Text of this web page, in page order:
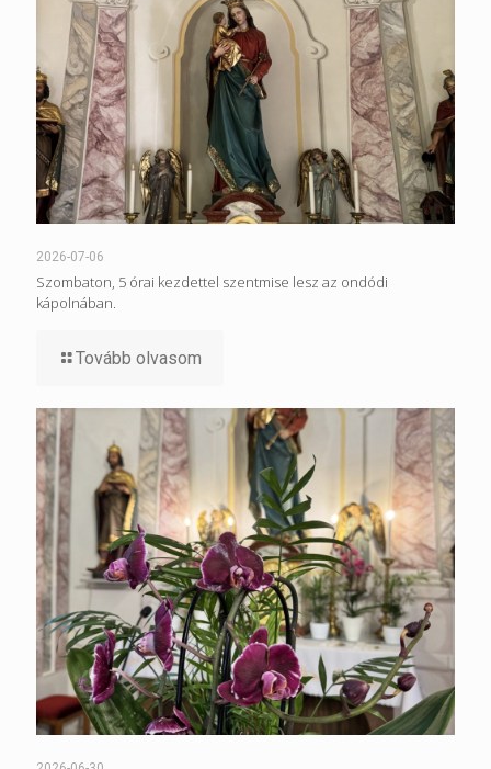
2026-07-06
Szombaton, 5 órai kezdettel szentmise lesz az ondódi
kápolnában.
Tovább olvasom